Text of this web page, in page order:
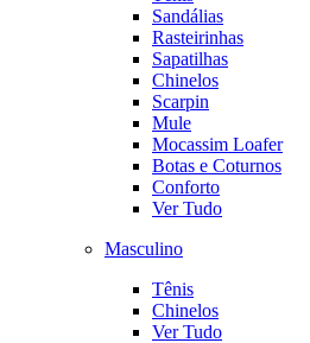
Sandálias
Rasteirinhas
Sapatilhas
Chinelos
Scarpin
Mule
Mocassim Loafer
Botas e Coturnos
Conforto
Ver Tudo
Masculino
Tênis
Chinelos
Ver Tudo